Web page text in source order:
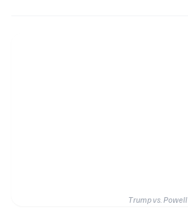
Trump vs. Powell